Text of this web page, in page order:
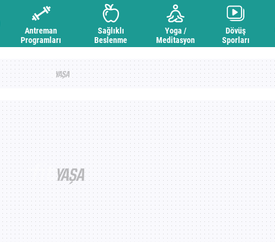
Antreman
Programları
Sağlıklı
Beslenme
Yoga /
Meditasyon
Dövüş
Sporları